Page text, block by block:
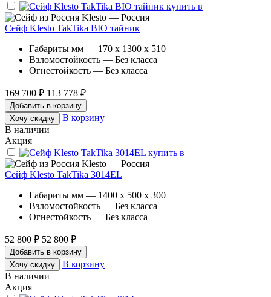
Klesto — Россия
Сейф Klesto TakTika BIO тайник
Габариты мм — 170 x 1300 x 510
Взломостойкость — Без класса
Огнестойкость — Без класса
169 700 ₽ 113 778 ₽
Добавить в корзину
Хочу скидку
В корзину
В наличии
Акция
Klesto — Россия
Сейф Klesto TakTika 3014EL
Габариты мм — 1400 x 500 x 300
Взломостойкость — Без класса
Огнестойкость — Без класса
52 800 ₽ 52 800 ₽
Добавить в корзину
Хочу скидку
В корзину
В наличии
Акция